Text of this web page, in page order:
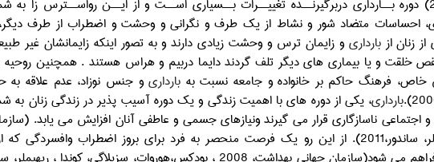
احساسات متضاد شور و نشاط از يك طرف و نگراني و وحشت و اضطراب از طرف ديگر،
زنان ازبارداريو زايمان ترس و وحشت زيادي دارند و به تصور اينكه زايمانشان غير
خلقت و يا بيماري هاي ديگر تلف گردند دايما دربيم و هراس هستند . همچنين
فرهنگ حاكم بر خانواده و جامعه نسبت به بارداريو جنس نوزاد، عدم علاقه به
بارداری، یکی از دوره های با اهمیت زندگی و یک دوره آسیب پذیر در زندگی زنان به
که از شایع ترین اختلالات روانی دوران